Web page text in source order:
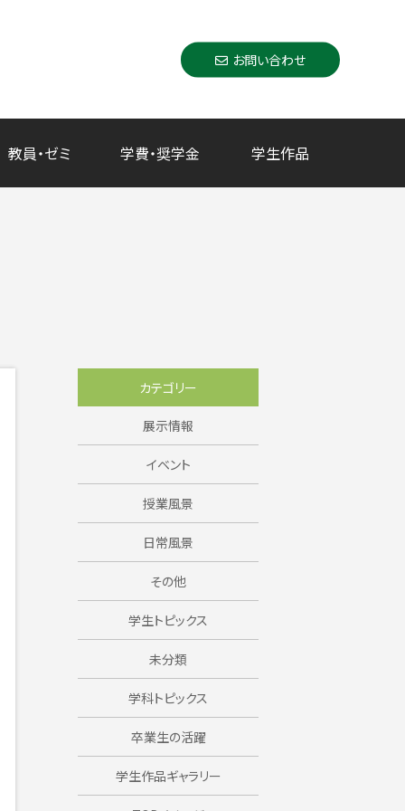
お問い合わせ
教員・ゼミ 学費・奨学金 学生作品
カテゴリー
展示情報
イベント
授業風景
日常風景
その他
学生トピックス
未分類
学科トピックス
卒業生の活躍
学生作品ギャラリー